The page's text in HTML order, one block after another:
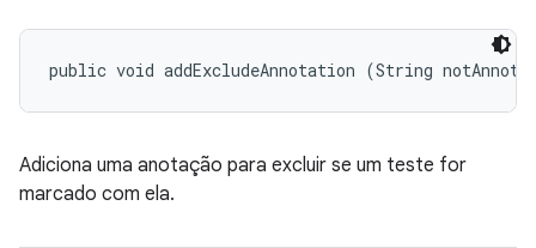
public void addExcludeAnnotation (String
Adiciona uma anotação para excluir se um teste for
marcado com ela.